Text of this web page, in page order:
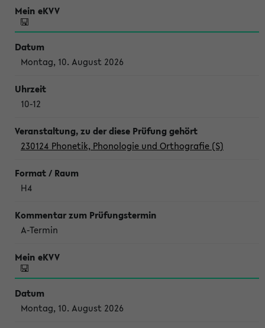
Montag, 10. August 2026
10-12
230124 Phonetik, Phonologie und Orthografie (S)
H4
A-Termin
Montag, 10. August 2026